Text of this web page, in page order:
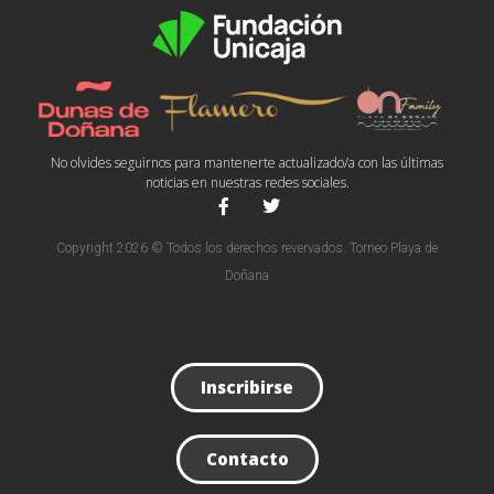
No olvides seguirnos para mantenerte actualizado/a con las últimas
noticias en nuestras redes sociales.
Copyright 2026 © Todos los derechos revervados. Torneo Playa de
Doñana
Inscribirse
Contacto